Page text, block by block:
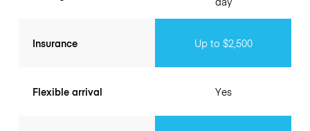
Insurance
Flexible arrival
Up to $2,500
Yes